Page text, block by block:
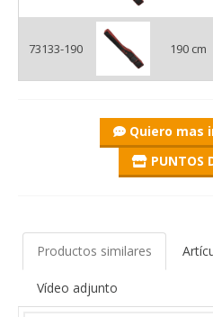
It is sold in 4 sizes, 120, 140, 160 and 190 cm
73133-190 190 cm
Quiero mas
PUNTOS
Productos similares
Vídeo adjunto